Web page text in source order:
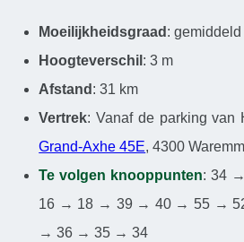
Moeilijkheidsgraad : gemiddeld
Hoogteverschil : 3 m
Afstand : 31 km
Vertrek: Vanaf de parking van
Grand-Axhe 45E, 4300
Te volgen knooppunten: 34
16 → 18 → 39 → 40 → 55 →
→ 36 → 35 → 34